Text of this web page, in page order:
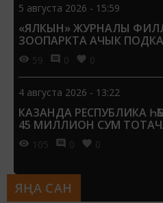
5 августа 2026 - 15:59
«ЯЛКЫН» ЖУРНАЛЫ
ЗООПАРКТА АЧЫК
59 0 0
4 августа 2026 - 13:22
КАЗАНДА РЕСПУБЛИКА ҺӘМ
45 МИЛЛИОН СУМ
105 0 0
ЯҢА САН